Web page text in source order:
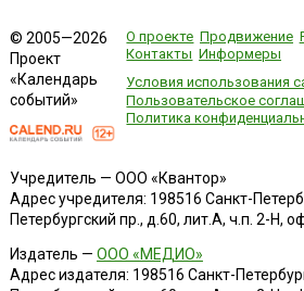
© 2005—2026
Проект
«Календарь
событий»
О проекте Продвижение
Контакты Информеры
Условия использования
Пользовательское
Политика
Учредитель — ООО «Квантор»
Адрес учредителя: 198516 Санкт-
Петербургский пр., д.60, лит.А, ч.п. 2-Н,
Издатель — ООО «МЕДИО»
Адрес издателя: 198516 Санкт-